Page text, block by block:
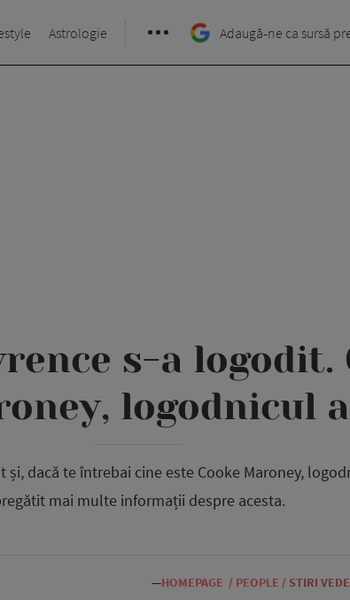
Astrologie Adaugă-ne ca sursă
s-a logodit.
logodnicul
și, dacă te întrebai cine este Cooke Maroney,
mai multe informații despre acesta.
—HOMEPAGE / PEOPLE / STIRI